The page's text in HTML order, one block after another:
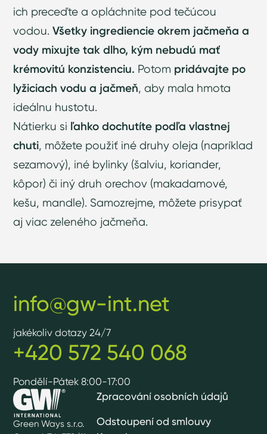
ich preceďte a opláchnite pod tečúcou
vodou.Všetky ingrediencie okrem jačmeňa a
vody mixujte tak dlho, kým nebudú mať
krémovitú konzistenciu. Potom pridávajte po
lyžiciach vodu a jačmeň, aby mala hmota
ideálnu hustotu.
Nátierku si ľahko dochutíte podľa vlastnej
chuti, môžete použiť iné druhy oleja (napríklad
sezamový), iné bylinky (šalviu, koriander,
kôpor) či iný druh orechov (makadamové,
kešu, mandle). Samozrejme, môžete prisypať
aj viac zeleného jačmeňa.
Green Ways s.r.o.
Zpracování osobních údajů
Odstoupení od smlouvy
info@gw-int.net
jakékoliv dotazy 24/7
+420 572 540 068
Pondělí-Pátek 8:00-17:00